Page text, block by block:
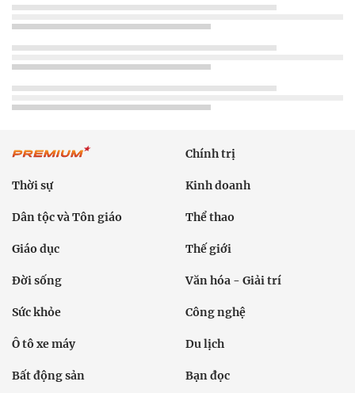
Chính trị
Thời sự Kinh doanh
Dân tộc và Tôn giáo Thể thao
Giáo dục Thế giới
Đời sống Văn hóa - Giải trí
Sức khỏe Công nghệ
Ô tô xe máy Du lịch
Bất động sản Bạn đọc